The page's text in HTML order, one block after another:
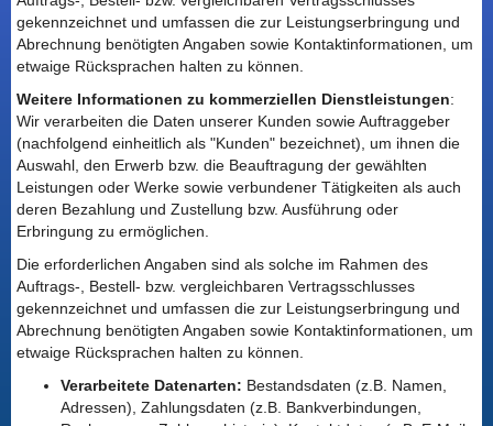
gekennzeichnet und umfassen die zur Leistungserbringung und
Abrechnung benötigten Angaben sowie Kontaktinformationen, um
etwaige Rücksprachen halten zu können.
Weitere Informationen zu kommerziellen Dienstleistungen:
Wir verarbeiten die Daten unserer Kunden sowie Auftraggeber
(nachfolgend einheitlich als "Kunden" bezeichnet), um ihnen die
Auswahl, den Erwerb bzw. die Beauftragung der gewählten
Leistungen oder Werke sowie verbundener Tätigkeiten als auch
deren Bezahlung und Zustellung bzw. Ausführung oder
Erbringung zu ermöglichen.
Die erforderlichen Angaben sind als solche im Rahmen des
Auftrags-, Bestell- bzw. vergleichbaren Vertragsschlusses
gekennzeichnet und umfassen die zur Leistungserbringung und
Abrechnung benötigten Angaben sowie Kontaktinformationen, um
etwaige Rücksprachen halten zu können.
Verarbeitete Datenarten: Bestandsdaten (z.B. Namen,
Adressen), Zahlungsdaten (z.B. Bankverbindungen,